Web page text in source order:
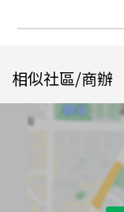
相似社區/商辦